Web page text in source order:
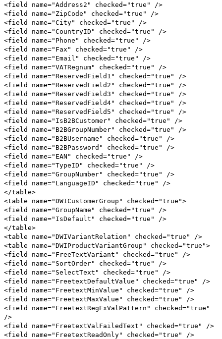
<field name="Address2" checked="true" />
<field name="ZipCode" checked="true" />
<field name="City" checked="true" />
<field name="CountryID" checked="true" />
<field name="Phone" checked="true" />
<field name="Fax" checked="true" />
<field name="Email" checked="true" />
<field name="VATRegnum" checked="true" />
<field name="ReservedField1" checked="true" />
<field name="ReservedField2" checked="true" />
<field name="ReservedField3" checked="true" />
<field name="ReservedField4" checked="true" />
<field name="ReservedField5" checked="true" />
<field name="IsB2BCustomer" checked="true" />
<field name="B2BGroupNumber" checked="true" />
<field name="B2BUsername" checked="true" />
<field name="B2BPassword" checked="true" />
<field name="EAN" checked="true" />
<field name="TypeID" checked="true" />
<field name="GroupNumber" checked="true" />
<field name="LanguageID" checked="true" />
</table>
<table name="DWICustomerGroup" checked="true">
<field name="GroupName" checked="true" />
<field name="IsDefault" checked="true" />
</table>
<table name="DWIVariantRelation" checked="true" />
<table name="DWIProductVariantGroup" checked="true">
<field name="FreeTextVariant" checked="true" />
<field name="SortOrder" checked="true" />
<field name="SelectText" checked="true" />
<field name="FreetextDefaultValue" checked="true" />
<field name="FreetextMinValue" checked="true" />
<field name="FreetextMaxValue" checked="true" />
<field name="FreetextRegExValPattern" checked="true"
/>
<field name="FreetextValFailedText" checked="true" />
<field name="FreetextReadOnly" checked="true" />